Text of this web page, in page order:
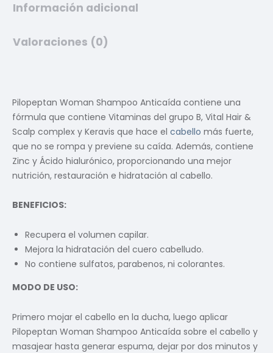
Información adicional
Valoraciones (0)
Pilopeptan Woman Shampoo Anticaída contiene una
fórmula que contiene Vitaminas del grupo B, Vital Hair &
Scalp complex y Keravis que hace el cabello más fuerte,
que no se rompa y previene su caída. Además, contiene
Zinc y Ácido hialurónico, proporcionando una mejor
nutrición, restauración e hidratación al cabello.
BENEFICIOS:
Recupera el volumen capilar.
Mejora la hidratación del cuero cabelludo.
No contiene sulfatos, parabenos, ni colorantes.
MODO DE USO:
Primero mojar el cabello en la ducha, luego aplicar
Pilopeptan Woman Shampoo Anticaída sobre el cabello y
masajear hasta generar espuma, dejar por dos minutos y